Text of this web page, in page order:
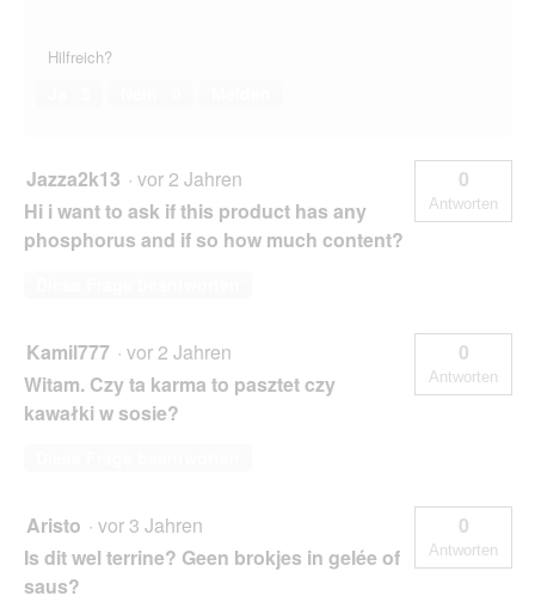
Hilfreich?
Jazza2k13 · vor 2 Jahren
Hi i want to ask if this product has any
phosphorus and if so how much content?
0
Antworten
Kamil777 · vor 2 Jahren
Witam. Czy ta karma to pasztet czy
kawałki w sosie?
0
Antworten
Aristo · vor 3 Jahren
Is dit wel terrine? Geen brokjes in gelée of
saus?
0
Antworten